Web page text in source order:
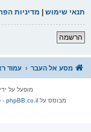
תנאי שימוש | מדיניות
הרשמה
מסע אל העבר עמוד
מופעל על ידי
מבוסס עלphpBB.co.il - פורומים בעברית